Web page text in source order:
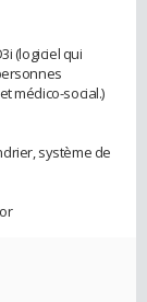
(logiciel qui
médico-social.)
système de